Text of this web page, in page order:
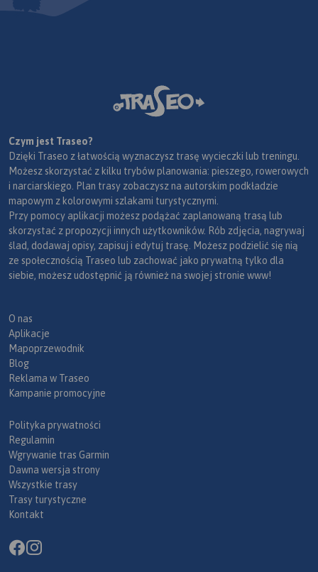
Czym jest Traseo?
Dzięki Traseo z łatwością wyznaczysz trasę wycieczki lub treningu.
Możesz skorzystać z kilku trybów planowania: pieszego, rowerowych
i narciarskiego. Plan trasy zobaczysz na autorskim podkładzie
mapowym z kolorowymi szlakami turystycznymi.
Przy pomocy aplikacji możesz podążać zaplanowaną trasą lub
skorzystać z propozycji innych użytkowników. Rób zdjęcia, nagrywaj
ślad, dodawaj opisy, zapisuj i edytuj trasę. Możesz podzielić się nią
ze społecznością Traseo lub zachować jako prywatną tylko dla
siebie, możesz udostępnić ją również na swojej stronie www!
O nas
Aplikacje
Mapoprzewodnik
Blog
Reklama w Traseo
Kampanie promocyjne
Polityka prywatności
Regulamin
Wgrywanie tras Garmin
Dawna wersja strony
Wszystkie trasy
Trasy turystyczne
Kontakt